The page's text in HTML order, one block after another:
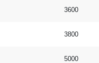
3600
3800
5000